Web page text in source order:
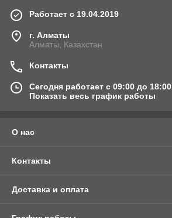
Работает с 19.04.2019
г. Алматы
Алматы, Казахстан
Контакты
Сегодня работает с 09:00 до 18:00
Показать весь график работы
О нас
Контакты
Доставка и оплата